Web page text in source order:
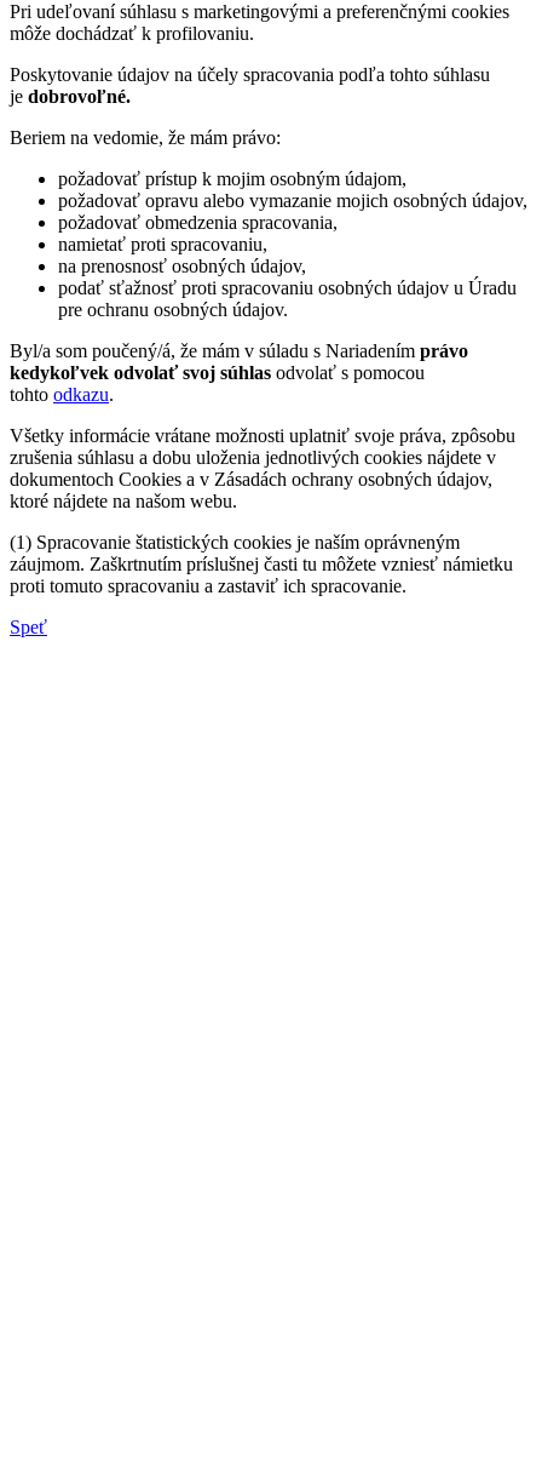
Pri udeľovaní súhlasu s marketingovými a preferenčnými cookies
môže dochádzať k profilovaniu.
Poskytovanie údajov na účely spracovania podľa tohto súhlasu
je dobrovoľné.
Beriem na vedomie, že mám právo:
požadovať prístup k mojim osobným údajom,
požadovať opravu alebo vymazanie mojich osobných údajov,
požadovať obmedzenia spracovania,
namietať proti spracovaniu,
na prenosnosť osobných údajov,
podať sťažnosť proti spracovaniu osobných údajov u Úradu
pre ochranu osobných údajov.
Byl/a som poučený/á, že mám v súladu s Nariadením právo
kedykoľvek odvolať svoj súhlas odvolať s pomocou
tohto odkazu.
Všetky informácie vrátane možnosti uplatniť svoje práva, zpôsobu
zrušenia súhlasu a dobu uloženia jednotlivých cookies nájdete v
dokumentoch Cookies a v Zásadách ochrany osobných údajov,
ktoré nájdete na našom webu.
(1) Spracovanie štatistických cookies je naším oprávneným
záujmom. Zaškrtnutím príslušnej časti tu môžete vzniesť námietku
proti tomuto spracovaniu a zastaviť ich spracovanie.
Speť